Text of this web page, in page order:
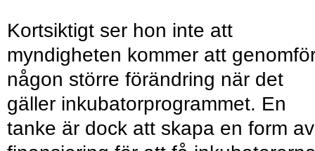
Kortsiktigt ser hon inte att
myndigheten kommer att
någon större förändring när det
gäller inkubatorprogrammet. En
tanke är dock att skapa en form av